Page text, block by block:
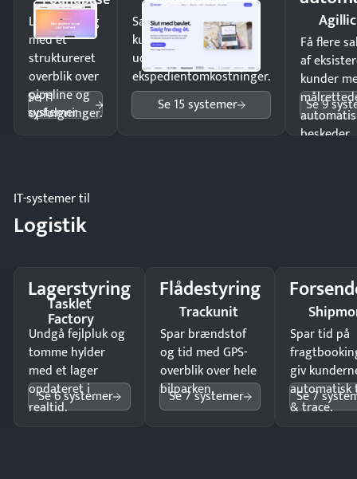
Luk flere salg
med et
struktureret
overblik over
pipeline og
opfølgninger.
Se 11
systemer
Sælg produkter 24/7 til
kunder i hele landet
uden
ekspedientomkostninger.
Se 15 systemer
Agillic
Få flere
af
kunder
beskeder.
Se 9
IT-systemer til
Logistik
Lagerstyring
Tasklet
Factory
Undgå fejlpluk og
tomme hylder
med et lager
opdateret i
realtid.
Se 6 systemer
Flådestyring
Trackunit
Spar brændstof
og tid med GPS-
overblik over hele
bilparken.
Se 7 systemer
Spar tid på
giv
automatisk
& trace.
Se 7